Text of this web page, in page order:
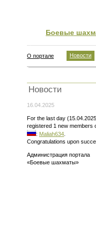
Боевые
О портале Новости
Новости
16.04.2025
For the last day
registered 1 new members
: Maliah634
Congratulations upon
Администрация портала
«Боевые шахматы»